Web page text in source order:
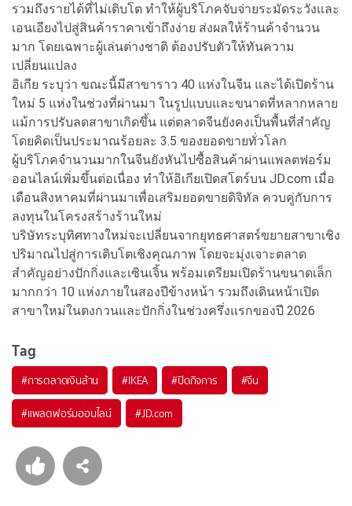
รวมถึงรายได้ที่ไม่เติบโต ทำให้ผู้บริโภคจับจ่ายระมัดระวังและ
เอนเอียงไปสู่สินค้าราคาเข้าถึงง่าย ส่งผลให้ร้านค้าจำนวน
มาก โดยเฉพาะผู้เล่นต่างชาติ ต้องปรับตัวให้ทันความ
เปลี่ยนแปลง
อิเกีย ระบุว่า ขณะนี้มีสาขาราว 40 แห่งในจีน และได้เปิดร้าน
ใหม่ 5 แห่งในช่วงที่ผ่านมา ในรูปแบบและขนาดที่หลากหลาย
แม้การปรับลดสาขาเกิดขึ้น แต่ตลาดจีนยังคงเป็นพื้นที่สำคัญ
โดยคิดเป็นประมาณร้อยละ 3.5 ของยอดขายทั่วโลก
ผู้บริโภคจำนวนมากในจีนยังหันไปซื้อสินค้าผ่านแพลตฟอร์ม
ออนไลน์เพิ่มขึ้นต่อเนื่อง ทำให้อิเกียเปิดสโตร์บน JD.com เมื่อ
เดือนสิงหาคมที่ผ่านมาเพื่อเสริมยอดขายดิจิทัล ควบคู่กับการ
ลงทุนในโครงสร้างร้านใหม่
บริษัทระบุทิศทางใหม่จะเปลี่ยนจากยุทธศาสตร์ขยายสาขาเชิง
ปริมาณไปสู่การเติบโตเชิงคุณภาพ โดยจะมุ่งเจาะตลาด
สำคัญอย่างปักกิ่งและเซินเจิ้น พร้อมเตรียมเปิดร้านขนาดเล็ก
มากกว่า 10 แห่งภายในสองปีข้างหน้า รวมถึงเดินหน้าเปิด
สาขาใหม่ในตงกวนและปักกิ่งในช่วงครึ่งแรกของปี 2026
Tag
#การตลาดเงินล้าน #IKEA #ปิดกิจการ #จีน
#แพลตฟอร์มออนไลน์ #JD.com